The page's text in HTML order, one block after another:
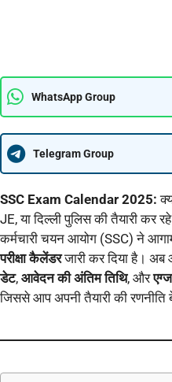
WhatsApp Group
Telegram Group
SSC Exam Calendar 2025:
JE, या दिल्ली पुलिस की तैयारी कर
कर्मचारी चयन आयोग (SSC) ने
परीक्षा कैलेंडरजारी कर दिया है। अब
डेट, आवेदन की अंतिम तिथि, और
जिससे आप अपनी तैयारी की रणनीति